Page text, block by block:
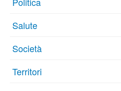
Salute
Società
Territori